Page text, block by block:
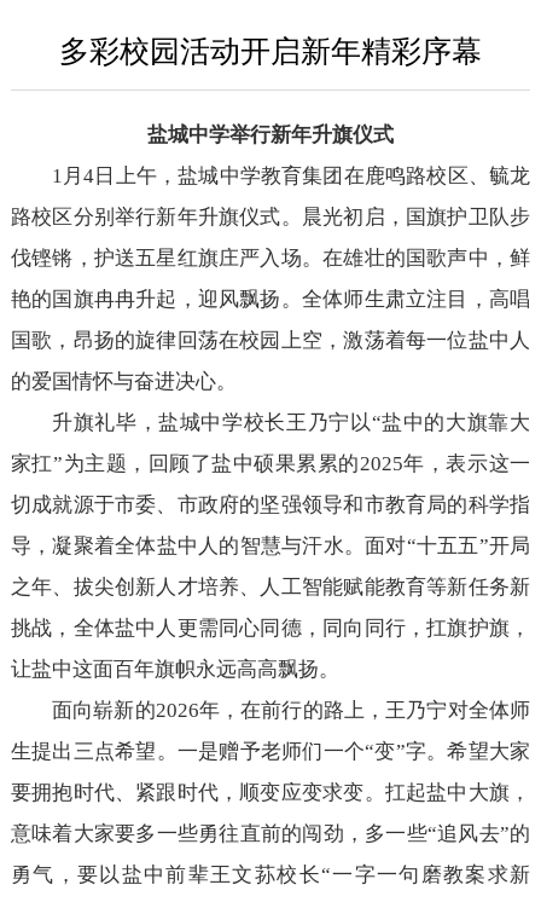
多彩校园活动开启新年精彩序幕
盐城中学举行新年升旗仪式
1月4日上午，盐城中学教育集团在鹿鸣路校区、毓龙
路校区分别举行新年升旗仪式。晨光初启，国旗护卫队步
伐铿锵，护送五星红旗庄严入场。在雄壮的国歌声中，鲜
艳的国旗冉冉升起，迎风飘扬。全体师生肃立注目，高唱
国歌，昂扬的旋律回荡在校园上空，激荡着每一位盐中人
的爱国情怀与奋进决心。
升旗礼毕，盐城中学校长王乃宁以“盐中的大旗靠大
家扛”为主题，回顾了盐中硕果累累的2025年，表示这一
切成就源于市委、市政府的坚强领导和市教育局的科学指
导，凝聚着全体盐中人的智慧与汗水。面对“十五五”开局
之年、拔尖创新人才培养、人工智能赋能教育等新任务新
挑战，全体盐中人更需同心同德，同向同行，扛旗护旗，
让盐中这面百年旗帜永远高高飘扬。
面向崭新的2026年，在前行的路上，王乃宁对全体师
生提出三点希望。一是赠予老师们一个“变”字。希望大家
要拥抱时代、紧跟时代，顺变应变求变。扛起盐中大旗，
意味着大家要多一些勇往直前的闯劲，多一些“追风去”的
勇气，要以盐中前辈王文荪校长“一字一句磨教案求新